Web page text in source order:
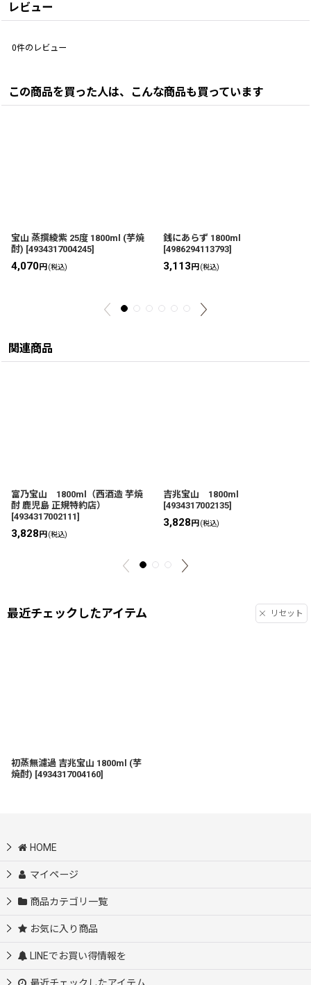
レビュー
0件のレビュー
この商品を買った人は、こんな商品も買っています
宝山 蒸撰綾紫 25度 1800ml (芋焼
酎) [4934317004245]
4,070円 (税込)
銭にあらず 1800ml
[4986294113793]
3,113 円 (税込)
関連商品
富乃宝山 1800ml（西酒造 芋焼
酎 鹿児島 正規特約店）
[4934317002111]
3,828 円 (税込)
吉兆宝山 1800ml
[4934317002135]
3,828 円 (税込)
最近チェックしたアイテム リセット
初蒸無濾過 吉兆宝山 1800ml (芋
焼酎) [4934317004160]
HOME
マイページ
商品カテゴリ一覧
お気に入り商品
LINEでお買い得情報を